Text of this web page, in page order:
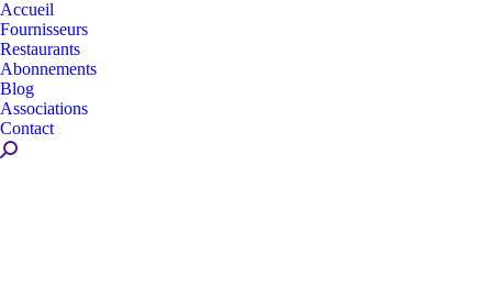
Accueil
Fournisseurs
Restaurants
Abonnements
Blog
Associations
Contact
Recherche